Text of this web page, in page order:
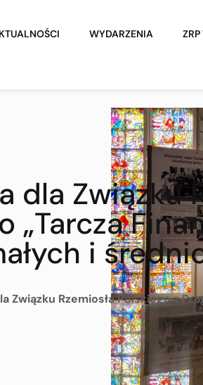
WYDARZENIA
dla Związku
„Tarcza
i
Związku Rzemiosła Polskiego z